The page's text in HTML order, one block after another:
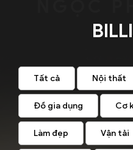
Tất cả Nội thất
Đồ gia dụng Cơ
Làm đẹp Vận tải